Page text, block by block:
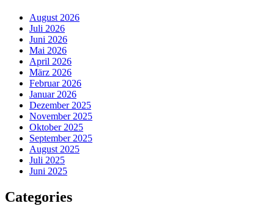
August 2026
Juli 2026
Juni 2026
Mai 2026
April 2026
März 2026
Februar 2026
Januar 2026
Dezember 2025
November 2025
Oktober 2025
September 2025
August 2025
Juli 2025
Juni 2025
Categories